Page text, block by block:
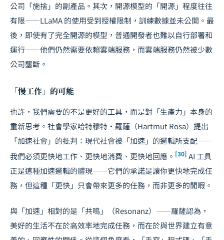
公司「施捨」的副產品。其次，開源模型的「開源」程度往往
有限——LLaMA 的使用受到授權限制，訓練數據並未公開。最
後，即使有了完全開源的模型，普通開發者也難以自行部署和
運行——他們仍然需要依賴雲端服務，而雲端服務仍然被少數
公司壟斷。
「慢工作」的可能
也許，我們需要的不是更好的工具，而是對「生產力」本身的
重新思考。社會學家哈特穆特·羅薩（Hartmut Rosa）提出
「加速社會」的批判：現代社會被「加速」的邏輯所支配——
我們必須更快地工作、更快地消費、更快地回應。 [30] AI 工具
正是這種加速邏輯的體現——它們的承諾是讓你更快地完成任
務，但這種「更快」只會帶來更多的任務，而非更多的閒暇。
與「加速」相對的是「共鳴」（Resonanz）——羅薩認為，
美好的生活不在於高效率地完成任務，而在於與世界建立有意